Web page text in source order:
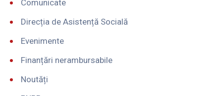
Comunicate
Direcția de Asistență Socială
Evenimente
Finanțări nerambursabile
Noutăți